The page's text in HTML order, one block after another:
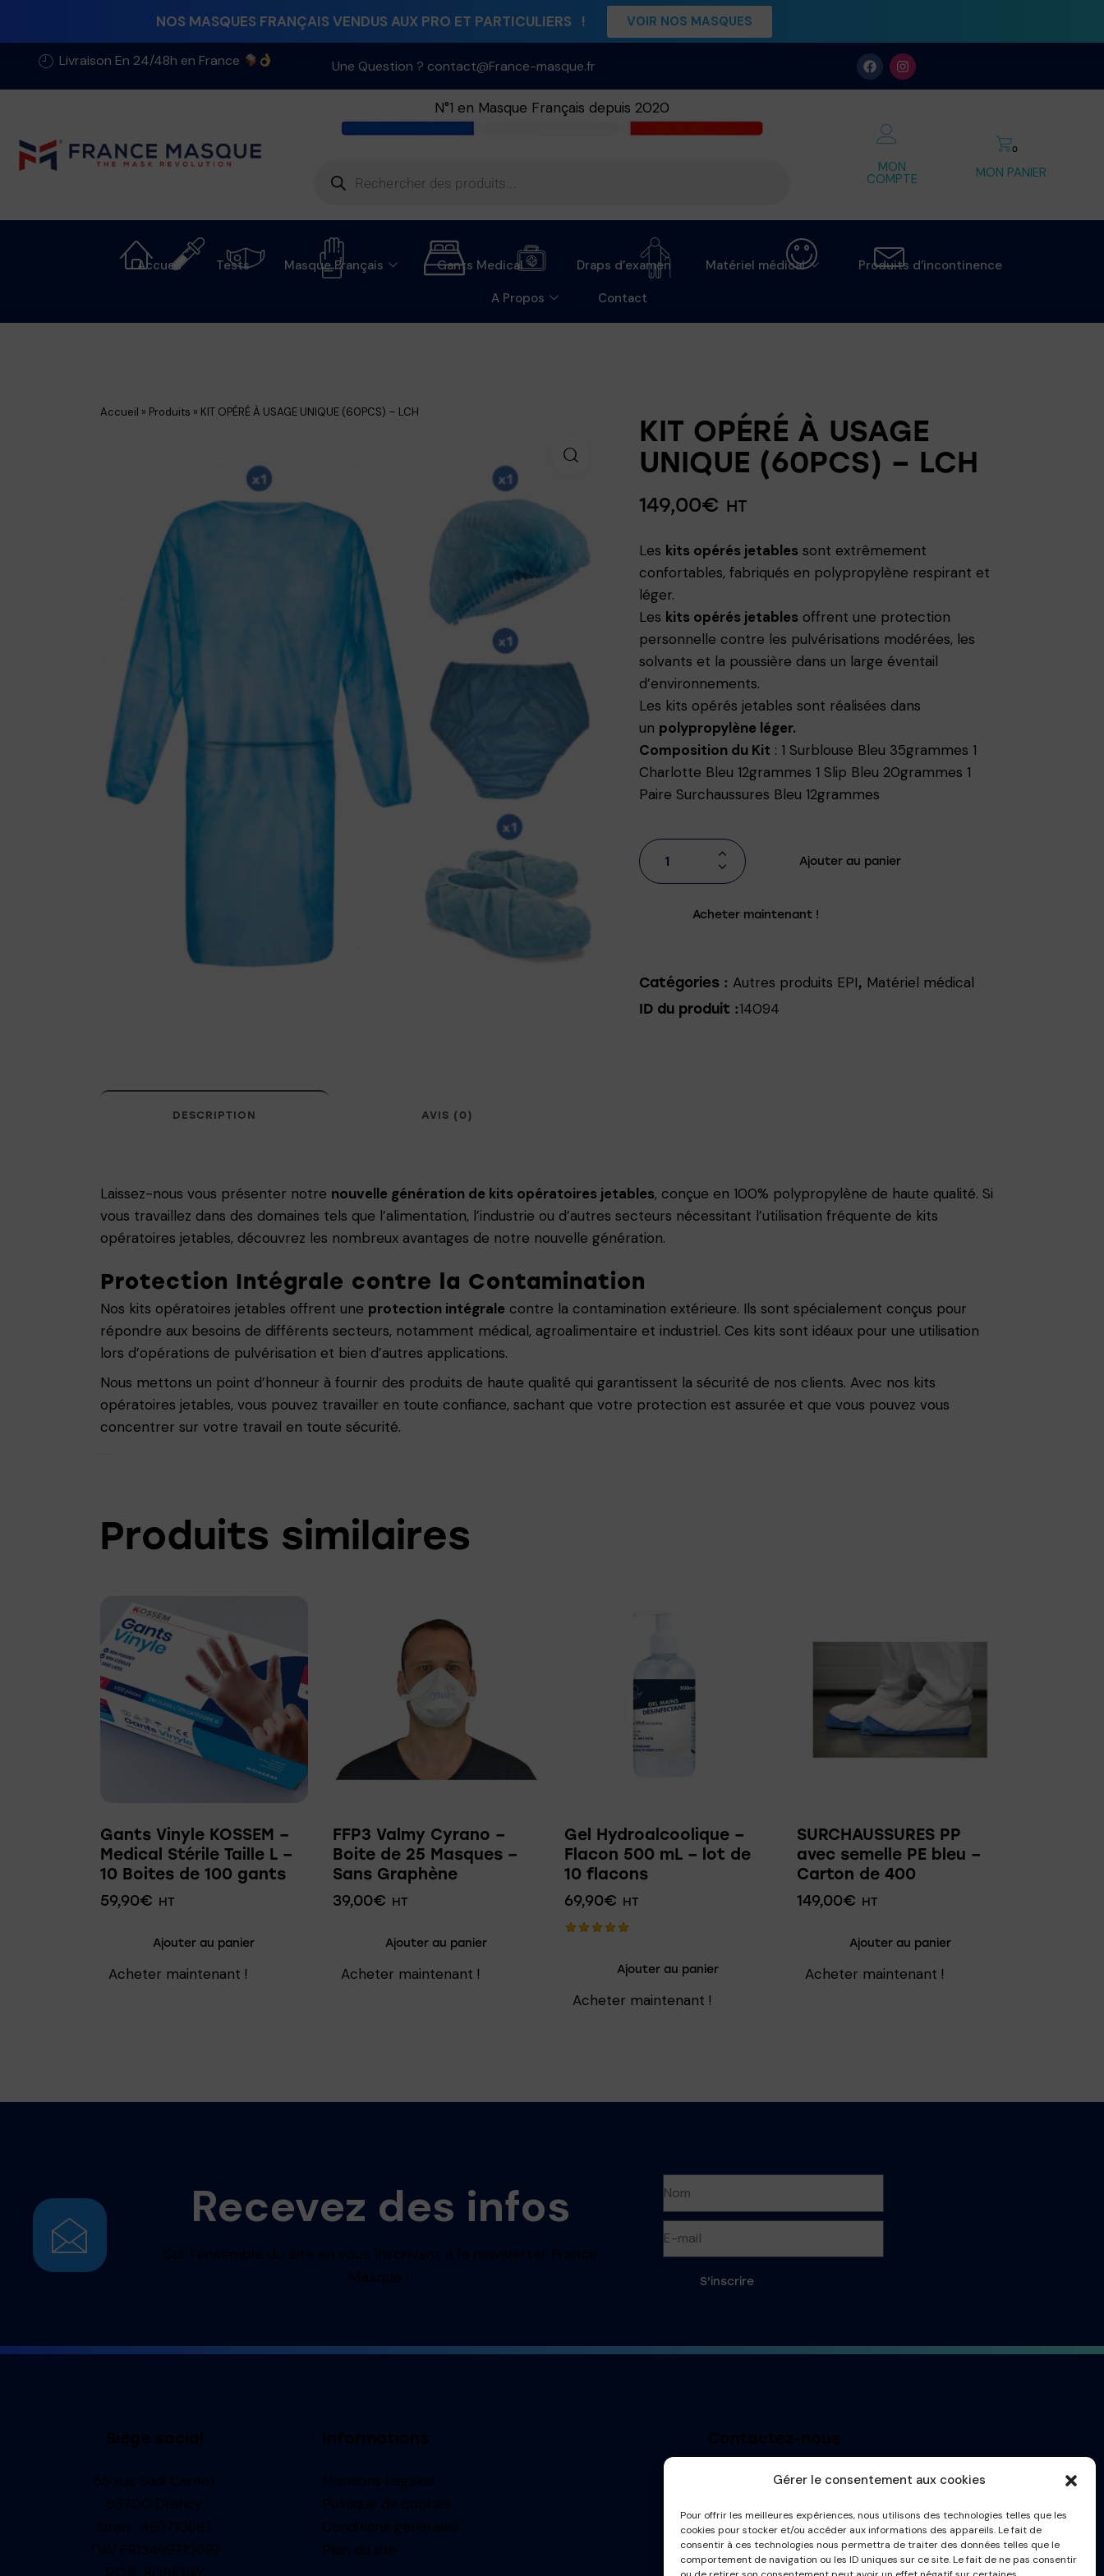
Gérer le consentement aux cookies
Pour offrir les meilleures expériences, nous utilisons des technologies telles que les
cookies pour stocker et/ou accéder aux informations des appareils. Le fait de
consentir à ces technologies nous permettra de traiter des données telles que le
comportement de navigation ou les ID uniques sur ce site. Le fait de ne pas consentir
NOS MASQUES FRANÇAIS VENDUS AUX PRO ET PARTICULIERS ! VOIR NOS MASQUES
Livraison En 24/48h en France Une Question ? contact@France-masque.fr
N°1 en Masque Français depuis 2020
MON
COMPTE
0
MON PANIER
Accueil Tests Masque Français Gants Medical Draps d’examen Matériel médical
Produits d’incontinence
A Propos
Contact
Accueil » Produits » KIT OPÉRÉ À USAGE UNIQUE (60PCS) – LCH
KIT OPÉRÉ À USAGE
UNIQUE (60PCS) – LCH
149,00€ HT
Les kits opérés jetables sont extrêmement
confortables, fabriqués en polypropylène respirant et
léger.
Les kits opérés jetables offrent une protection
personnelle contre les pulvérisations modérées, les
solvants et la poussière dans un large éventail
d’environnements.
Les kits opérés jetables sont réalisées dans
un polypropylène léger.
Composition du Kit : 1 Surblouse Bleu 35grammes 1
Charlotte Bleu 12grammes 1 Slip Bleu 20grammes 1
Paire Surchaussures Bleu 12grammes
Ajouter au panier
Acheter maintenant !
Catégories : Autres produits EPI, Matériel médical
ID du produit :14094
DESCRIPTION AVIS (0)
Laissez-nous vous présenter notre nouvelle génération de kits opératoires jetables, conçue en 100% polypropylène de haute qualité. Si
vous travaillez dans des domaines tels que l’alimentation, l’industrie ou d’autres secteurs nécessitant l’utilisation fréquente de kits
opératoires jetables, découvrez les nombreux avantages de notre nouvelle génération.
Protection Intégrale contre la Contamination
Nos kits opératoires jetables offrent une protection intégrale contre la contamination extérieure. Ils sont spécialement conçus pour
répondre aux besoins de différents secteurs, notamment médical, agroalimentaire et industriel. Ces kits sont idéaux pour une utilisation
lors d’opérations de pulvérisation et bien d’autres applications.
Nous mettons un point d’honneur à fournir des produits de haute qualité qui garantissent la sécurité de nos clients. Avec nos kits
opératoires jetables, vous pouvez travailler en toute confiance, sachant que votre protection est assurée et que vous pouvez vous
concentrer sur votre travail en toute sécurité.
Produits similaires
Gants Vinyle KOSSEM –
Medical Stérile Taille L –
10 Boites de 100 gants
59,90€ HT
Ajouter au panier
Acheter maintenant !
FFP3 Valmy Cyrano –
Boite de 25 Masques –
Sans Graphène
39,00€ HT
Ajouter au panier
Acheter maintenant !
Gel Hydroalcoolique –
Flacon 500 mL – lot de
10 flacons
69,90€ HT
Ajouter au panier
Acheter maintenant !
SURCHAUSSURES PP
avec semelle PE bleu –
Carton de 400
149,00€ HT
Ajouter au panier
Acheter maintenant !
Recevez des infos
Sur l’ensemble du site en vous inscrivant à la newsletter France
Masque !
S'inscrire
Siège social
55 rue Sadi Carnot
93700 Drancy
Siren : 499710697
TVA: FR13499710697
Informations
Mentions Légales
Politique de cookies
Conditions générales
Plan du site
Contactez-nous
contact@france-masque.fr